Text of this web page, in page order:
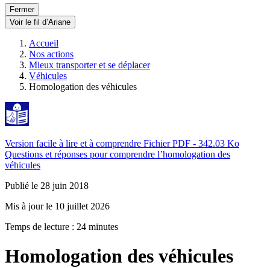
Fermer
Voir le fil d’Ariane
Accueil
Nos actions
Mieux transporter et se déplacer
Véhicules
Homologation des véhicules
Version facile à lire et à comprendre Fichier PDF - 342.03 Ko
Questions et réponses pour comprendre l’homologation des
véhicules
Publié le 28 juin 2018
Mis à jour le 10 juillet 2026
Temps de lecture : 24 minutes
Homologation des véhicules